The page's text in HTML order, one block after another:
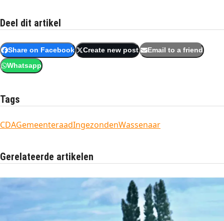
Deel dit artikel
Share on Facebook Create new post Email to a friend
Whatsapp
Tags
CDAGemeenteraadIngezondenWassenaar
Gerelateerde artikelen